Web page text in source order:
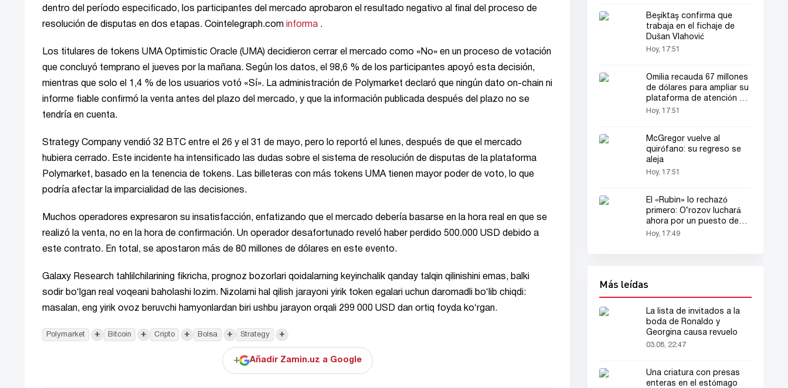
dentro del período especificado, los participantes del mercado aprobaron el resultado negativo al final del proceso de
resolución de disputas en dos etapas. Cointelegraph.com informa .
Los titulares de tokens UMA Optimistic Oracle (UMA) decidieron cerrar el mercado como «No» en un proceso de votación
que concluyó temprano el jueves por la mañana. Según los datos, el 98,6 % de los participantes apoyó esta decisión,
mientras que solo el 1,4 % de los usuarios votó «Sí». La administración de Polymarket declaró que ningún dato on-chain ni
informe fiable confirmó la venta antes del plazo del mercado, y que la información publicada después del plazo no se
tendría en cuenta.
Strategy Company vendió 32 BTC entre el 26 y el 31 de mayo, pero lo reportó el lunes, después de que el mercado
hubiera cerrado. Este incidente ha intensificado las dudas sobre el sistema de resolución de disputas de la plataforma
Polymarket, basado en la tenencia de tokens. Las billeteras con más tokens UMA tienen mayor poder de voto, lo que
podría afectar la imparcialidad de las decisiones.
Muchos operadores expresaron su insatisfacción, enfatizando que el mercado debería basarse en la hora real en que se
realizó la venta, no en la hora de confirmación. Un operador desafortunado reveló haber perdido 500.000 USD debido a
este contrato. En total, se apostaron más de 80 millones de dólares en este evento.
Galaxy Research tahlilchilarining fikricha, prognoz bozorlari qoidalarning keyinchalik qanday talqin qilinishini emas, balki
sodir boʻlgan real voqeani baholashi lozim. Nizolarni hal qilish jarayoni yirik token egalari uchun daromadli boʻlib chiqdi:
masalan, eng yirik ovoz beruvchi hamyonlardan biri ushbu jarayon orqali 299 000 USD dan ortiq foyda koʻrgan.
Polymarket + Bitcoin + Cripto + Bolsa + Strategy +
+ Añadir Zamin.uz a Google
Beşiktaş confirma que
trabaja en el fichaje de
Dušan Vlahović
Hoy, 17:51
Omilia recauda 67 millones
de dólares para ampliar su
plataforma de atención al
cliente
Hoy, 17:51
McGregor vuelve al
quirófano: su regreso se
aleja
Hoy, 17:51
El «Rubin» lo rechazó
primero: O‘rozov luchará
ahora por un puesto de
titular
Hoy, 17:49
Más leídas
La lista de invitados a la
boda de Ronaldo y
Georgina causa revuelo
03.08, 22:47
Una criatura con presas
enteras en el estómago